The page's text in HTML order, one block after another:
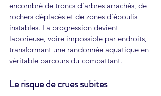
encombré de troncs d'arbres arrachés, de
rochers déplacés et de zones d'éboulis
instables. La progression devient
laborieuse, voire impossible par endroits,
transformant une randonnée aquatique en
véritable parcours du combattant.
Le risque de crues subites